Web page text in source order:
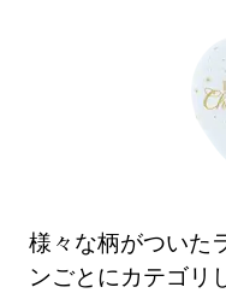
様々な柄がついた
ンごとにカテゴリ